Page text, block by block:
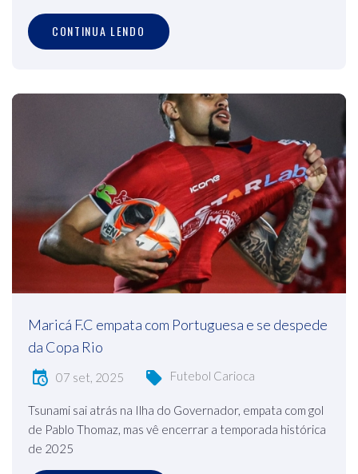
CONTINUA LENDO
Maricá F.C empata com Portuguesa e se despede
da Copa Rio
07 set, 2025 Futebol Carioca
Tsunami sai atrás na Ilha do Governador, empata com gol
de Pablo Thomaz, mas vê encerrar a temporada histórica
de 2025